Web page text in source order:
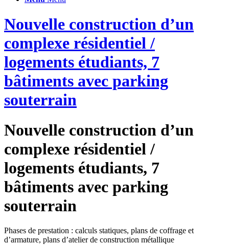
Nouvelle construction d’un
complexe résidentiel /
logements étudiants, 7
bâtiments avec parking
souterrain
Nouvelle construction d’un
complexe résidentiel /
logements étudiants, 7
bâtiments avec parking
souterrain
Phases de prestation : calculs statiques, plans de coffrage et
d’armature, plans d’atelier de construction métallique